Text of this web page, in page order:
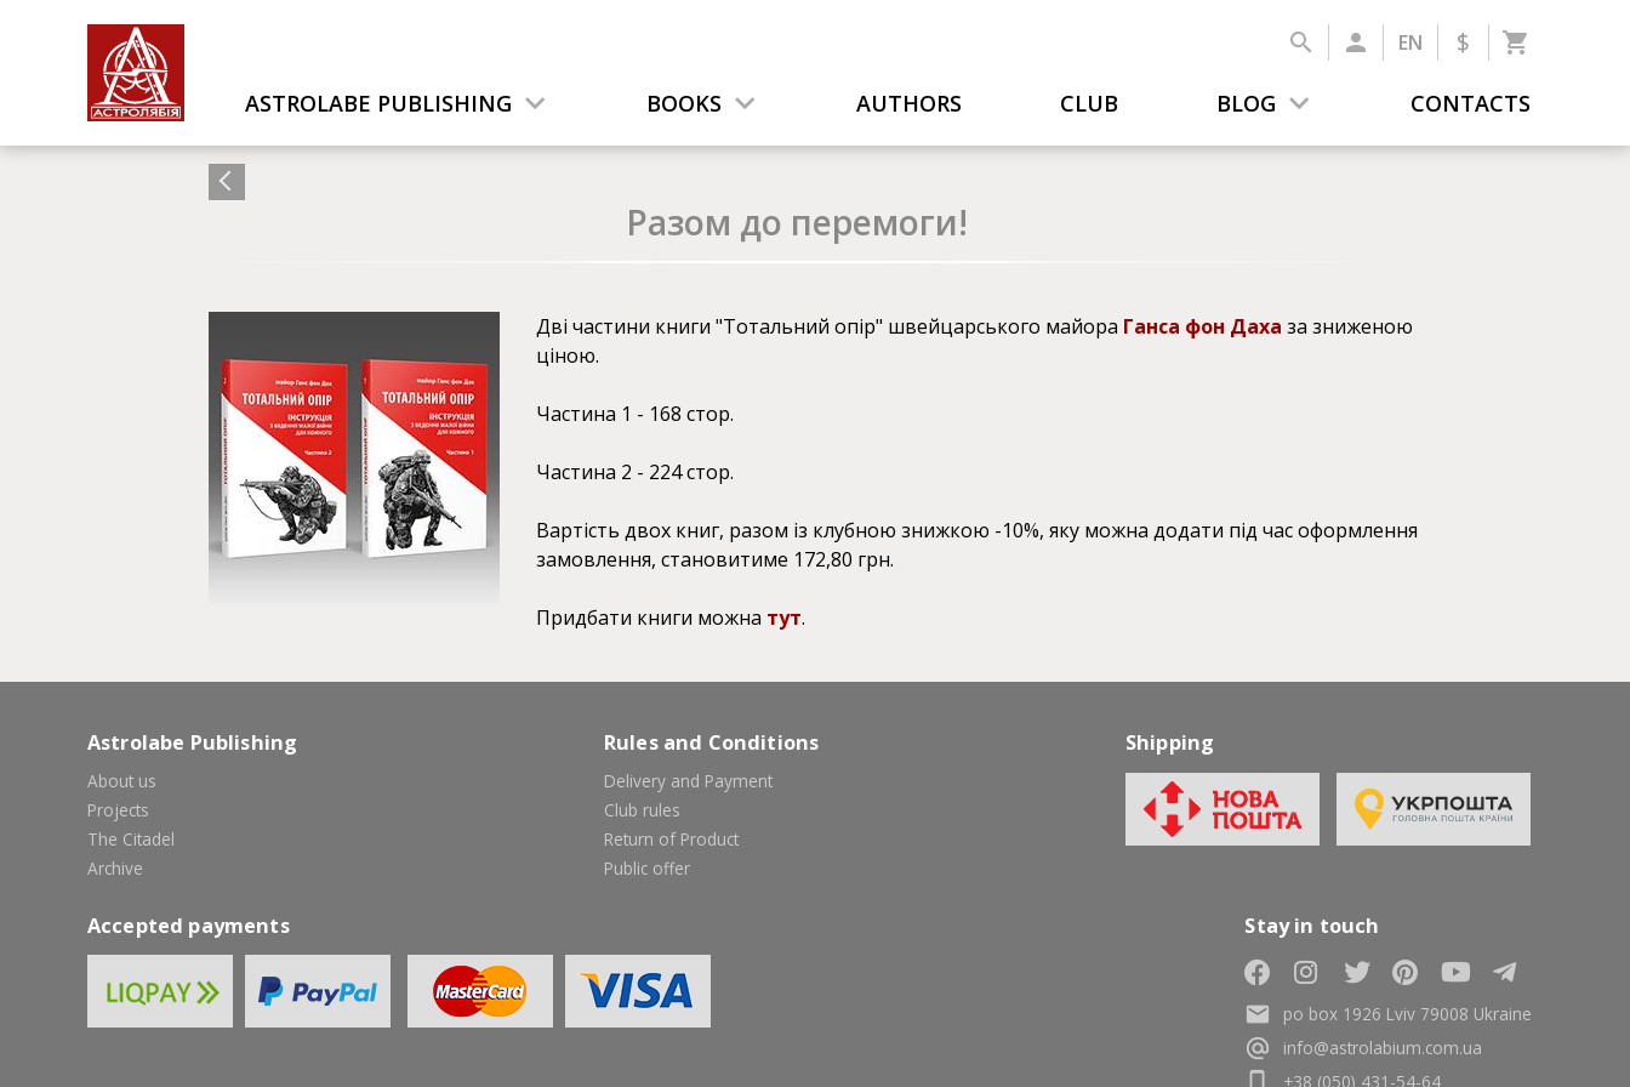
EN $
ASTROLABE PUBLISHING BOOKS AUTHORS CLUB BLOG CONTACTS
Разом до перемоги!
Дві частини книги "Тотальний опір" швейцарського майора Ганса фон Даха за зниженою
ціною.
Частина 1 - 168 стор.
Частина 2 - 224 стор.
Вартість двох книг, разом із клубною знижкою -10%, яку можна додати під час оформлення
замовлення, становитиме 172,80 грн.
Придбати книги можна тут.
Astrolabe Publishing
About us
Projects
The Citadel
Archive
Rules and Conditions
Delivery and Payment
Club rules
Return of Product
Public offer
Shipping
Accepted payments Stay in touch
po box 1926 Lviv 79008 Ukraine
info@astrolabium.com.ua
+38 (050) 431-54-64